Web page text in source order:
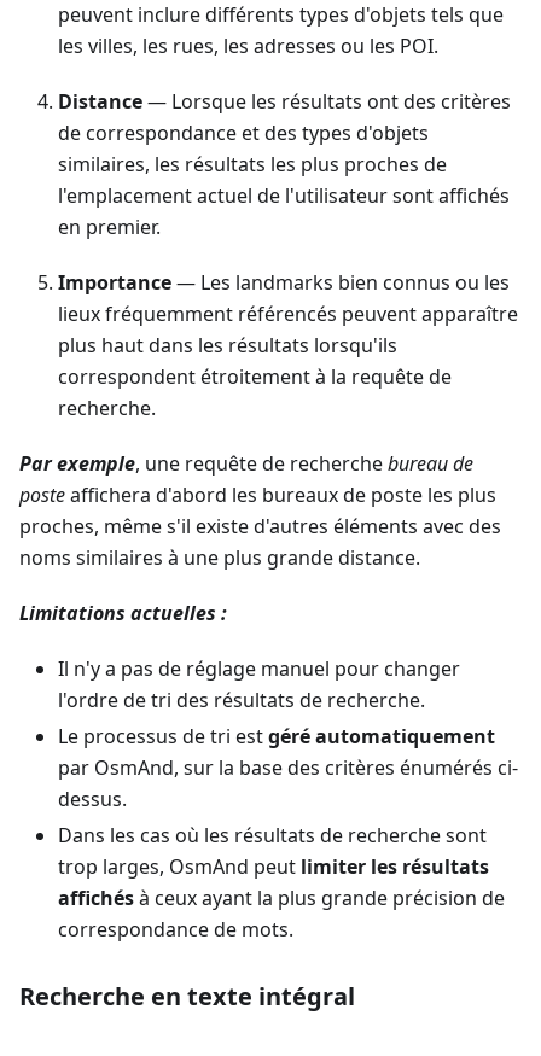
peuvent inclure différents types d'objets tels que
les villes, les rues, les adresses ou les POI.
Distance— Lorsque les résultats ont des critères
de correspondance et des types d'objets
similaires, les résultats les plus proches de
l'emplacement actuel de l'utilisateur sont affichés
en premier.
Importance— Les landmarks bien connus ou les
lieux fréquemment référencés peuvent apparaître
plus haut dans les résultats lorsqu'ils
correspondent étroitement à la requête de
recherche.
Par exemple, une requête de recherchebureau de
posteaffichera d'abord les bureaux de poste les plus
proches, même s'il existe d'autres éléments avec des
noms similaires à une plus grande distance.
Limitations actuelles :
Il n'y a pas de réglage manuel pour changer
l'ordre de tri des résultats de recherche.
Le processus de tri estgéré automatiquement
par OsmAnd, sur la base des critères énumérés ci-
dessus.
Dans les cas où les résultats de recherche sont
trop larges, OsmAnd peut limiter les résultats
affichésà ceux ayant la plus grande précision de
correspondance de mots.
Recherche en texte intégral